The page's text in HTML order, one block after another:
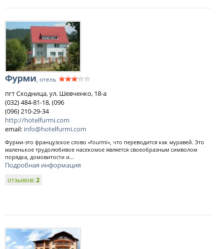
Фурми, отель
пгт Сходница, ул. Шевченко, 18-а
(032) 484-81-18, (096
(096) 210-29-34
http://hotelfurmi.com
email: info@hotelfurmi.com
Фурми-это французское слово «fourmi», что переводится как муравей. Это
маленькое трудолюбивое насекомое является своеобразным символом
порядка, домовитости и...
Подробная информация
отзывов:2